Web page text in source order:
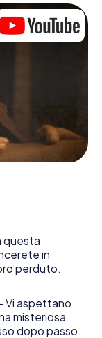
breaker? Nella
un ruolo adatto
al tesoro
decifrare codici
logici e cercare
è il
la nostra app
di interrogare
e la guida in
lei e il suo
questa
in
perduto.
Vi aspettano
misteriosa
dopo passo.